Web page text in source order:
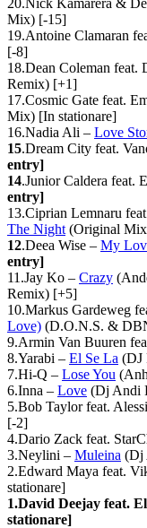
Mix) [-15]
19.Antoine Clamaran
[-8]
18.Dean Coleman feat.
Remix) [+1]
17.Cosmic Gate feat.
Mix) [In stationare]
16.Nadia Ali – Love
15.Dream City feat.
entry]
14.Junior Caldera feat.
entry]
13.Ciprian Lemnaru
The Night (Original
12.Deea Wise – My
entry]
11.Jay Ko – Crazy
Remix) [+5]
10.Markus Gardeweg
Love) (D.O.N.S. &
9.Armin Van Buuren
8.Yarabi – El Se La (DJ
7.Hi-Q – Lose You
6.Inna – Love (Dj Andi
5.Bob Taylor feat.
[-2]
4.Dario Zack feat.
3.Neylini – Muleina (Dj
2.Edward Maya feat.
stationare]
1.David Deejay feat.
stationare]